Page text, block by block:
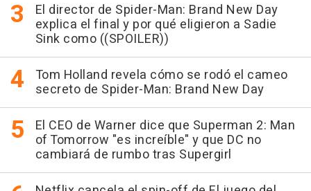
El director de Spider-Man: Brand New Day
explica el final y por qué eligieron a Sadie
Sink como ((SPOILER))
Tom Holland revela cómo se rodó el cameo
secreto de Spider-Man: Brand New Day
El CEO de Warner dice que Superman 2: Man
of Tomorrow "es increíble" y que DC no
cambiará de rumbo tras Supergirl